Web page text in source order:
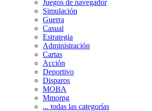
Juegos de navegador
Simulación
Guerra
Casual
Estrategia
Administración
Cartas
Acción
Deportivo
Disparos
MOBA
Mmorpg
... todas las categorías